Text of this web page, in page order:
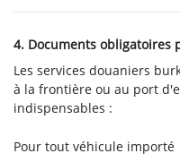
4. Documents obligatoires
Les services douaniers
à la frontière ou au port
indispensables :
Pour tout véhicule importé